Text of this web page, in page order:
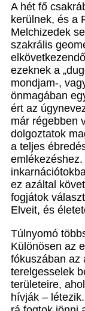
A hét fő
kerülnek, és a
Melchizedek
szakrális
ezeknek a
mondjam-,
önmagában
ért az
már régebben
dolgoztatok
a teljes
ez azáltal
fogjátok
Elveit, és
Túlnyomó
Különösen az
fókuszában az
terelgesselek
területeire,
hívják –